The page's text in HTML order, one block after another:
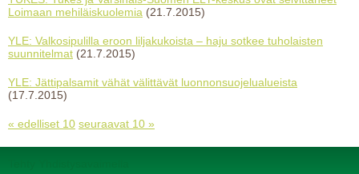
Loimaan mehiläiskuolemia (21.7.2015)
YLE: Valkosipulilla eroon liljakukoista – haju sotkee tuholaisten
suunnitelmat (21.7.2015)
YLE: Jättipalsamit vähät välittävät luonnonsuojelualueista
(17.7.2015)
« edelliset 10 seuraavat 10 »